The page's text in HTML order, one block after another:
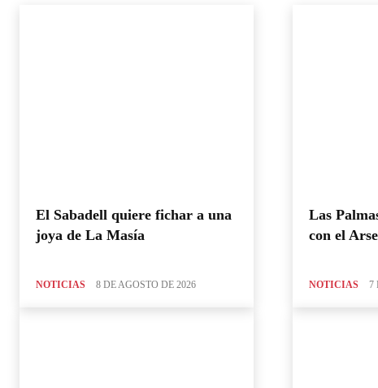
El Sabadell quiere fichar a una
joya de La Masía
NOTICIAS 8 DE AGOSTO DE 2026
Las
con el
NOTICIAS 7